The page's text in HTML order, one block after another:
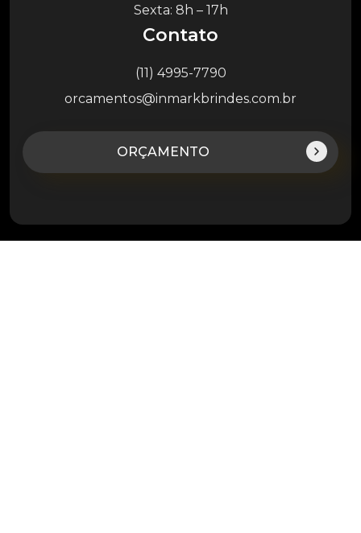
Sexta: 8h – 17h
Contato
(11) 4995-7790
orcamentos@inmarkbrindes.com.br
ORÇAMENTO